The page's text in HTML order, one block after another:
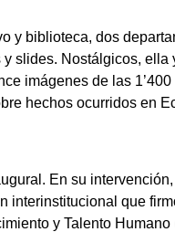
y biblioteca, dos
slides. Nostálgicos, ella
imágenes de las
hechos ocurridos en
En su
interinstitucional que
y Talento Humano